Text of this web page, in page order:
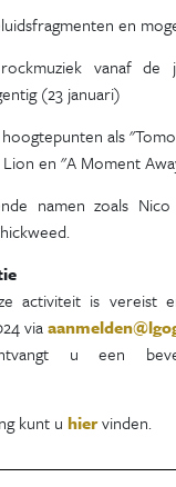
en
vanaf de
(23 januari)
als
en "A Moment
namen zoals
activiteit is vereist
via
u een
kunt u hiervinden.